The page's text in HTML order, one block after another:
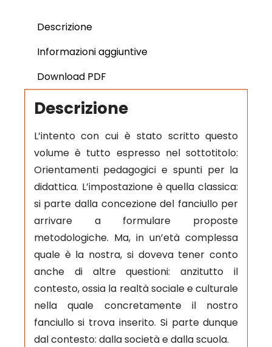
Descrizione
Informazioni aggiuntive
Download PDF
Descrizione
L’intento con cui è stato scritto questo
volume è tutto espresso nel sottotitolo:
Orientamenti pedagogici e spunti per la
didattica. L’impostazione è quella classica:
si parte dalla concezione del fanciullo per
arrivare a formulare proposte
metodologiche. Ma, in un’età complessa
quale è la nostra, si doveva tener conto
anche di altre questioni: anzitutto il
contesto, ossia la realtà sociale e culturale
nella quale concretamente il nostro
fanciullo si trova inserito. Si parte dunque
dal contesto: dalla società e dalla scuola.